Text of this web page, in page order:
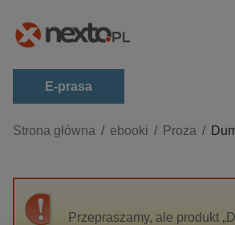
E-prasa
Kategorie
biznesowe, branżowe,
Strona główna ebooki Proza
Przepraszamy, ale produkt